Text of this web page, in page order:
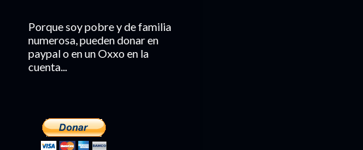
Porque soy pobre y de familia
numerosa, pueden donar en
paypal o en un Oxxo en la
cuenta...